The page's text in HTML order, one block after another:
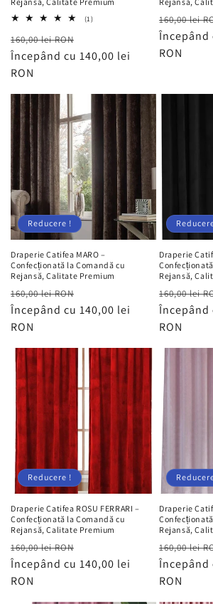
(1)1
Preț
obișnuit
160,00 lei RON
redus
Începând cu 140,00 lei
RON
Preț
obișnuit
160,00 lei
Începând
RON
Reducere !
Draperie Catifea MARO –
Confecționată la Comandă cu
Rejansă, Calitate Premium
Preț
obișnuit
160,00 lei RON
redus
Începând cu 140,00 lei
RON
Draperie
Rejansă,
Preț
obișnuit
160,00 lei
Începând
RON
Reducere !
Draperie Catifea ROSU FERRARI –
Confecționată la Comandă cu
Rejansă, Calitate Premium
Preț
obișnuit
160,00 lei RON
redus
Începând cu 140,00 lei
RON
Draperie
Rejansă,
Preț
obișnuit
160,00 lei
Începând
RON